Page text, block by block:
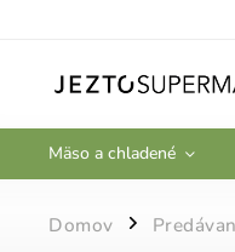
Mäso a chladené
Domov /